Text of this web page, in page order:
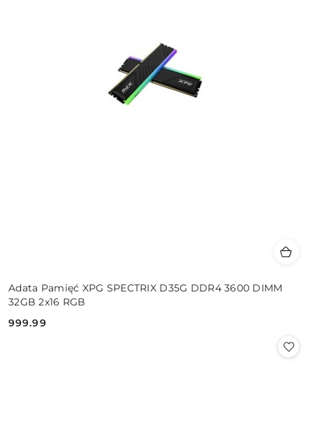
Adata Pamięć XPG SPECTRIX D35G DDR4 3600 DIMM
32GB 2x16 RGB
Cena:
999.99